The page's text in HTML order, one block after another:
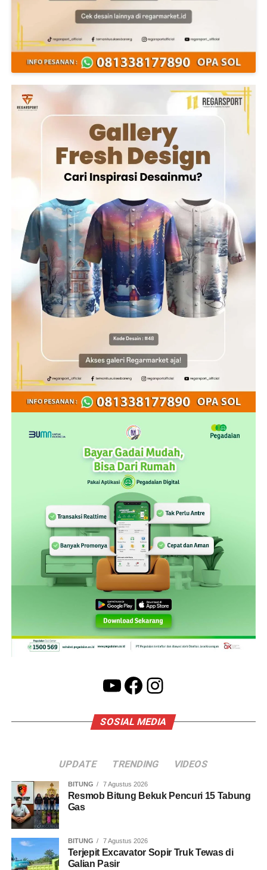
YouTube
Facebook
Instagram
SOSIAL MEDIA
UPDATE TRENDING VIDEOS
BITUNG 7 Agustus 2026
Resmob Bitung Bekuk Pencuri 15 Tabung
Gas
BITUNG 7 Agustus 2026
Terjepit Excavator Sopir Truk Tewas di
Galian Pasir